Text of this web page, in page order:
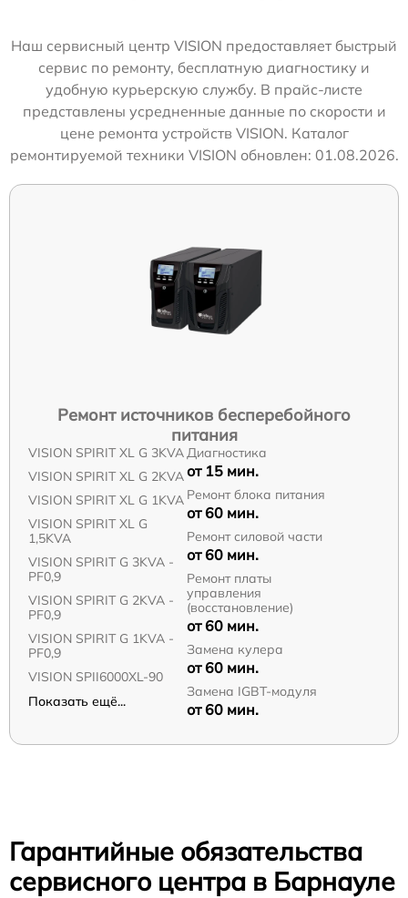
Наш сервисный центр VISION предоставляет быстрый
сервис по ремонту, бесплатную диагностику и
удобную курьерскую службу. В прайс-листе
представлены усредненные данные по скорости и
цене ремонта устройств VISION. Каталог
ремонтируемой техники VISION обновлен: 01.08.2026.
Ремонт источников бесперебойного
питания
VISION SPIRIT XL G 3KVA
VISION SPIRIT XL G 2KVA
VISION SPIRIT XL G 1KVA
VISION SPIRIT XL G
1,5KVA
VISION SPIRIT G 3KVA -
PF0,9
VISION SPIRIT G 2KVA -
PF0,9
VISION SPIRIT G 1KVA -
PF0,9
VISION SPII6000XL-90
Показать ещё...
Диагностика
от 15 мин.
Ремонт блока питания
от 60 мин.
Ремонт силовой части
от 60 мин.
Ремонт платы
управления
(восстановление)
от 60 мин.
Замена кулера
от 60 мин.
Замена IGBT-модуля
от 60 мин.
Гарантийные обязательства
сервисного центра в Барнауле